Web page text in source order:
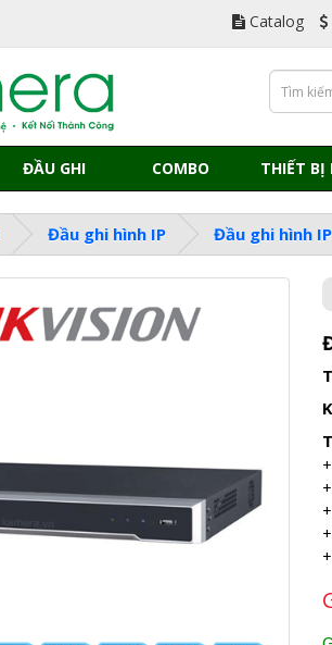
Catalog
ĐẦU GHI COMBO THIẾT BỊ
Đầu ghi hình IP Đầu ghi hình